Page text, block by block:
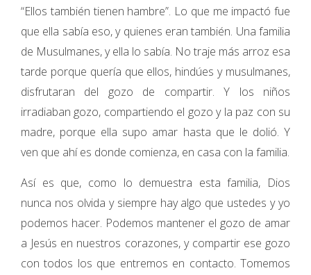
“Ellos también tienen hambre”. Lo que me impactó fue
que ella sabía eso, y quienes eran también. Una familia
de Musulmanes, y ella lo sabía. No traje más arroz esa
tarde porque quería que ellos, hindúes y musulmanes,
disfrutaran del gozo de compartir. Y los niños
irradiaban gozo, compartiendo el gozo y la paz con su
madre, porque ella supo amar hasta que le dolió. Y
ven que ahí es donde comienza, en casa con la familia.
Así es que, como lo demuestra esta familia, Dios
nunca nos olvida y siempre hay algo que ustedes y yo
podemos hacer. Podemos mantener el gozo de amar
a Jesús en nuestros corazones, y compartir ese gozo
con todos los que entremos en contacto. Tomemos